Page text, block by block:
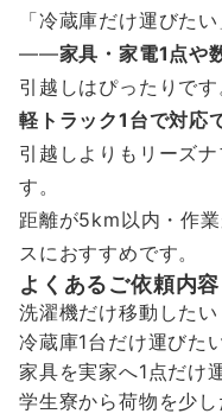
「冷蔵庫だけ運びた
——家具・家電1点や
引越しはぴったりです
軽トラック1台で対応
引越しよりもリーズ
す。
距離が5km以内・作
スにおすすめです。
よくあるご依頼内容
洗濯機だけ移動したい
冷蔵庫1台だけ運びた
家具を実家へ1点だけ
学生寮から荷物を少